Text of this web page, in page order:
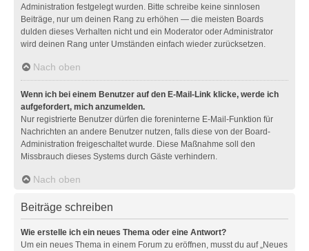
Administration festgelegt wurden. Bitte schreibe keine sinnlosen
Beiträge, nur um deinen Rang zu erhöhen — die meisten Boards
dulden dieses Verhalten nicht und ein Moderator oder Administrator
wird deinen Rang unter Umständen einfach wieder zurücksetzen.
Nach oben
Wenn ich bei einem Benutzer auf den E-Mail-Link klicke, werde ich
aufgefordert, mich anzumelden.
Nur registrierte Benutzer dürfen die foreninterne E-Mail-Funktion für
Nachrichten an andere Benutzer nutzen, falls diese von der Board-
Administration freigeschaltet wurde. Diese Maßnahme soll den
Missbrauch dieses Systems durch Gäste verhindern.
Nach oben
Beiträge schreiben
Wie erstelle ich ein neues Thema oder eine Antwort?
Um ein neues Thema in einem Forum zu eröffnen, musst du auf „Neues